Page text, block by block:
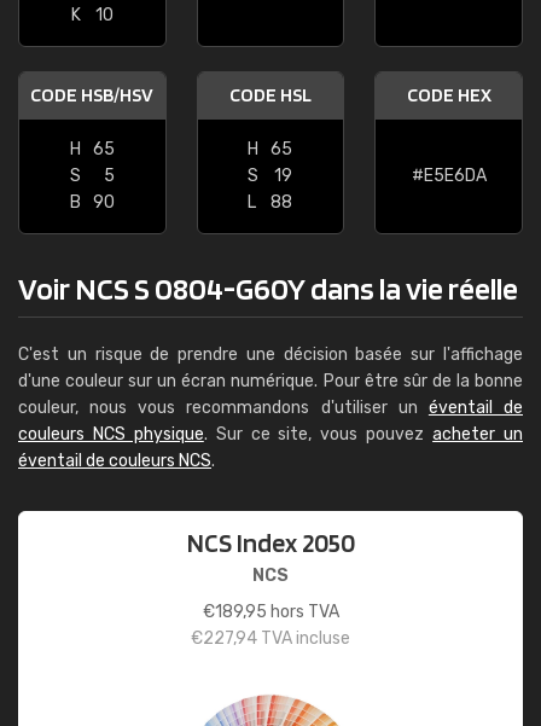
K
10
CODE HSB/HSV
H
65
S
5
B
90
CODE HSL
H
65
S
19
L
88
CODE HEX
#E5E6DA
Voir NCS S 0804-G60Y dans la vie réelle
C'est un risque de prendre une décision basée sur l'affichage
d'une couleur sur un écran numérique. Pour être sûr de la bonne
couleur, nous vous recommandons d'utiliser un éventail de
couleurs NCS physique. Sur ce site, vous pouvezacheter un
éventail de couleurs NCS.
NCS Index 2050
NCS
€189,95 hors TVA
€227,94 TVA incluse